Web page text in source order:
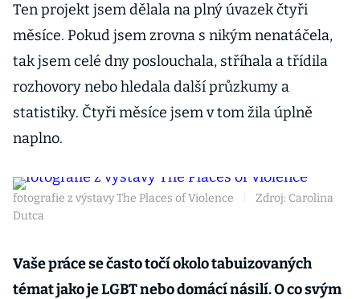
Ten projekt jsem dělala na plný úvazek čtyři
měsíce. Pokud jsem zrovna s nikým nenatáčela,
tak jsem celé dny poslouchala, stříhala a třídila
rozhovory nebo hledala další průzkumy a
statistiky. Čtyři měsíce jsem v tom žila úplně
naplno.
fotografie z výstavy The Places of Violence
Zdroj: Carolina
Dutca
Vaše práce se často točí okolo tabuizovaných
témat jako je LGBT nebo domácí násilí. O co svým